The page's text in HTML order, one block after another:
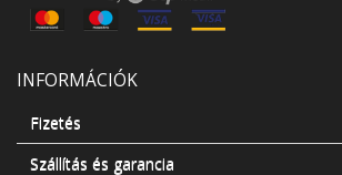
INFORMÁCIÓK
Fizetés
Szállítás és garancia